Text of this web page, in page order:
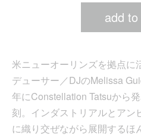
add
米ニューオーリンズを拠点に
デューサー／DJのMelissa
年にConstellation Tatsuから
刻。インダストリアルとアン
に織り交ぜながら展開するほ